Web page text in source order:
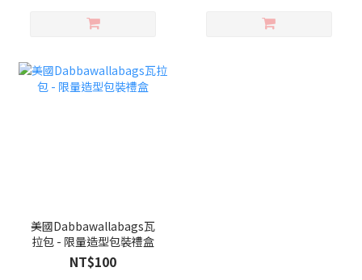
美國Dabbawallabags瓦
拉包 - 限量造型包裝禮盒
NT$100